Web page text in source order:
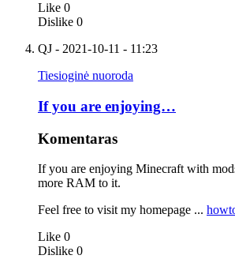
Like 0
Dislike 0
QJ - 2021-10-11 - 11:23
Tiesioginė nuoroda
If you are enjoying…
Komentaras
If you are enjoying Minecraft with
more RAM to it.
Feel free to visit my homepage ...
Like 0
Dislike 0